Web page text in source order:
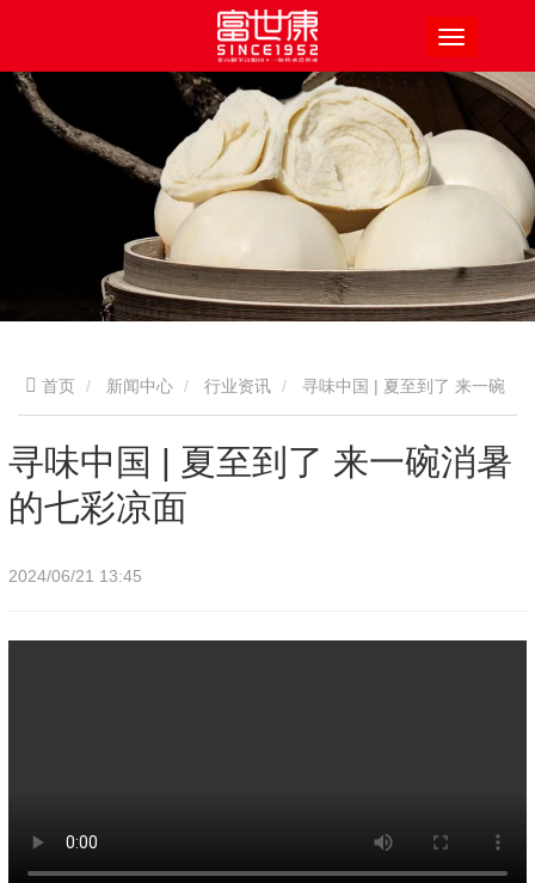
首页 新闻中心 行业资讯
消暑的七彩凉面
寻味中国 | 夏至到了 来一碗消暑
的七彩凉面
2024/06/21 13:45